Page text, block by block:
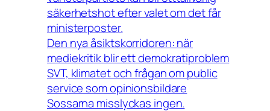
säkerhetshot efter valet om det får
ministerposter.
Den nya åsiktskorridoren: när
mediekritik blir ett demokratiproblem
SVT, klimatet och frågan om public
service som opinionsbildare
Sossarna misslyckas ingen.